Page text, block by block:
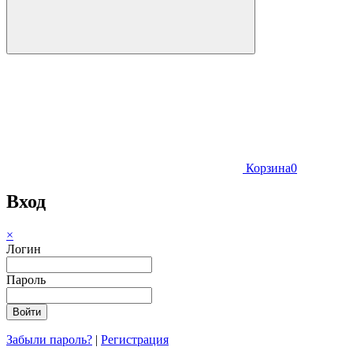
Корзина0
Вход
×
Логин
Пароль
Забыли пароль? | Регистрация